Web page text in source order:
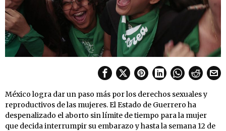
México logra dar un paso más por los derechos sexuales y
reproductivos de las mujeres. El Estado de Guerrero ha
despenalizado el aborto sin límite de tiempo para la mujer
que decida interrumpir su embarazo y hasta la semana 12 de